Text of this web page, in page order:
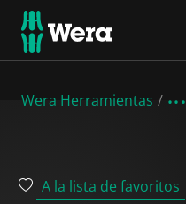
Wera Herramientas
A la lista de favoritos